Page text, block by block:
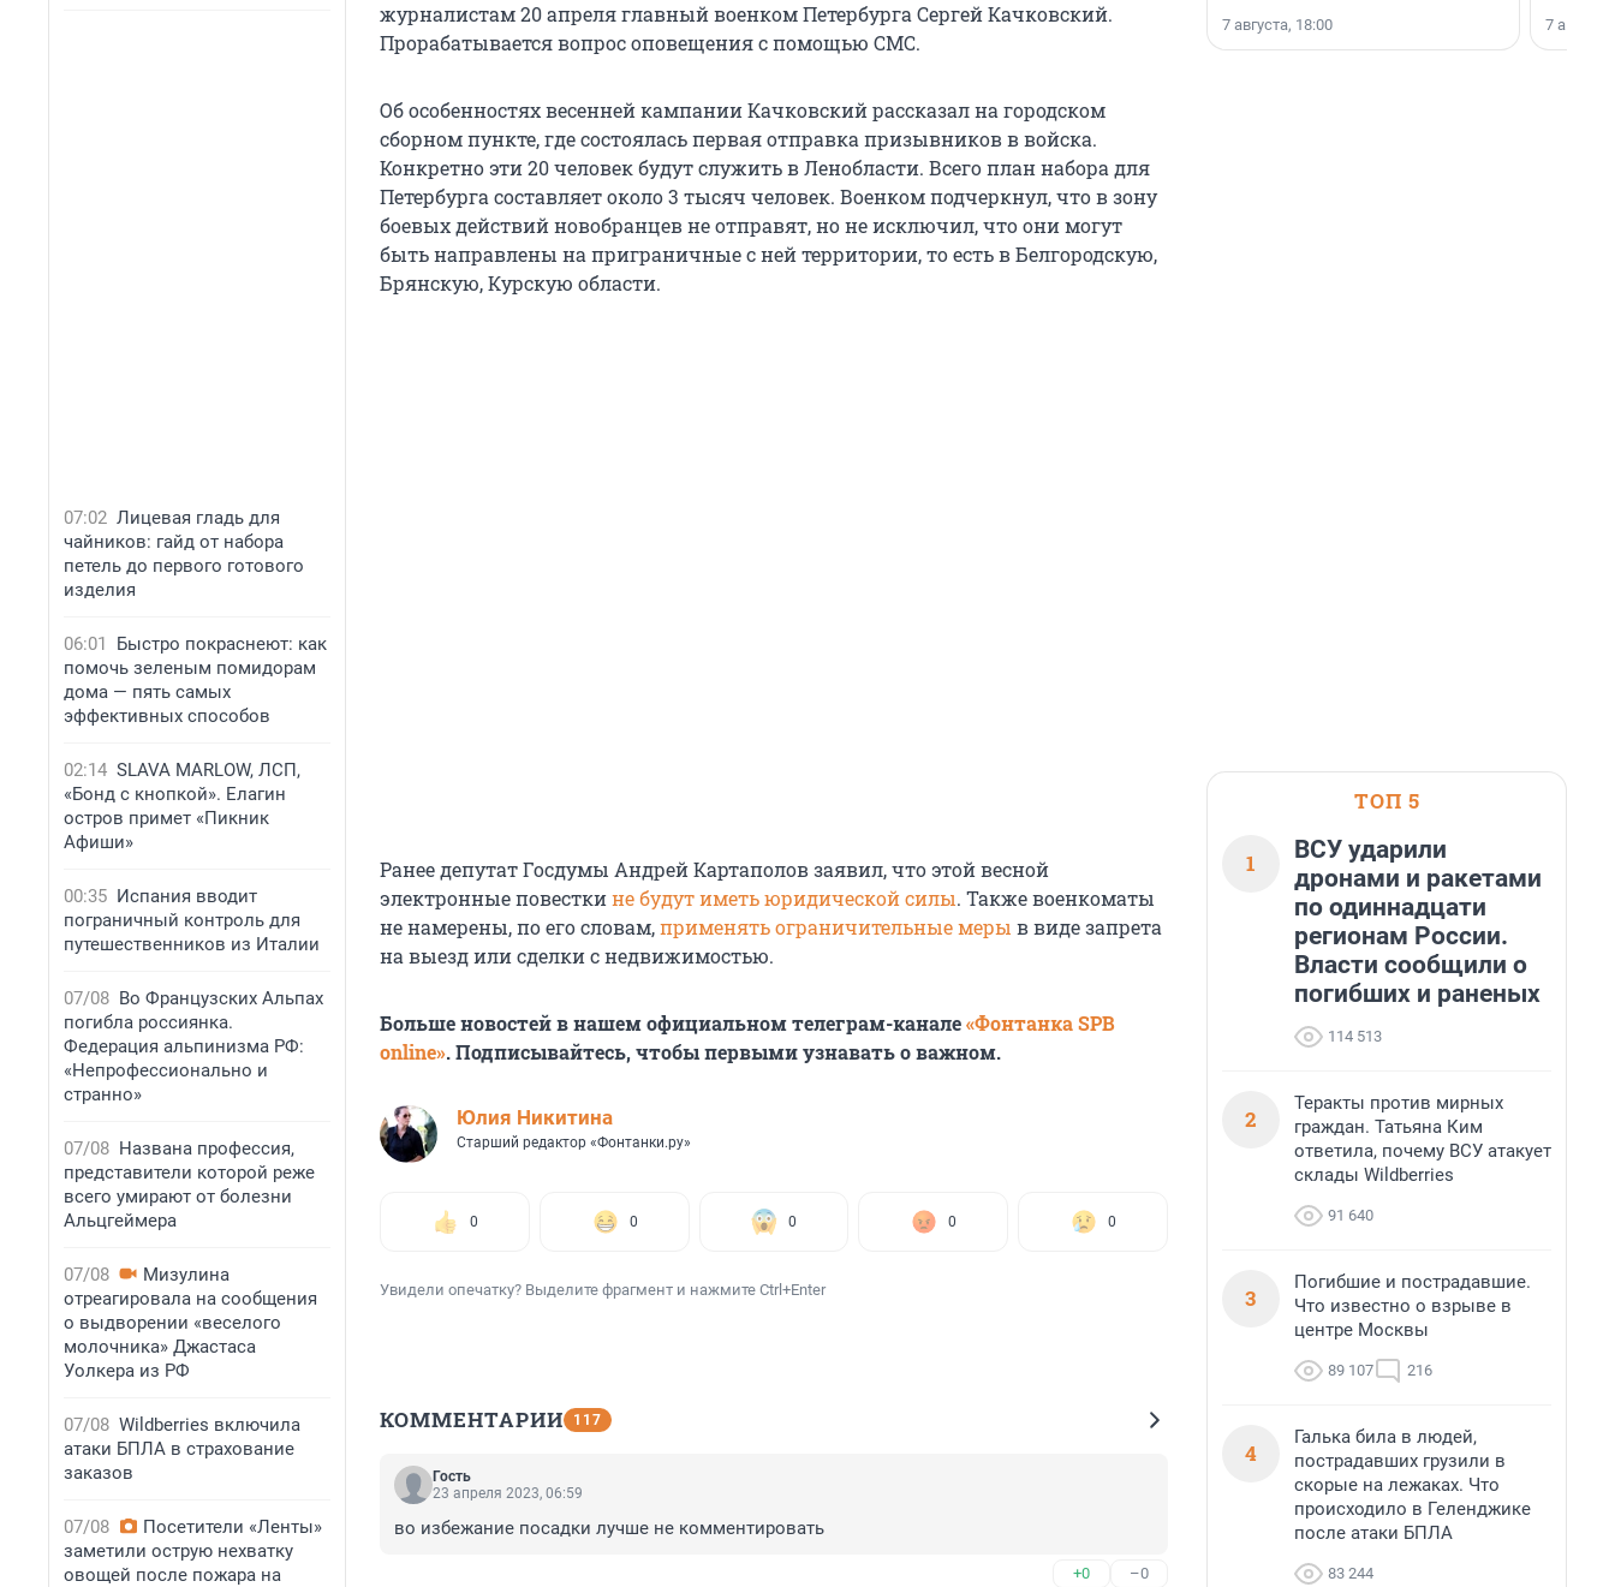
07:02 Лицевая гладь для
чайников: гайд от набора
петель до первого готового
изделия
06:01
Быстро покраснеют: как
помочь зеленым помидорам
дома — пять самых
эффективных способов
02:14 SLAVA MARLOW, ЛСП,
«Бонд с кнопкой». Елагин
остров примет «Пикник
Афиши»
00:35 Испания вводит
пограничный контроль для
путешественников из Италии
07/08 Во Французских Альпах
погибла россиянка.
Федерация альпинизма РФ:
«Непрофессионально и
странно»
07/08 Названа профессия,
представители которой реже
всего умирают от болезни
Альцгеймера
07/08
Мизулина
отреагировала на сообщения
о выдворении «веселого
молочника» Джастаса
Уолкера из РФ
07/08 Wildberries включила
атаки БПЛА в страхование
заказов
07/08
Посетители «Ленты»
заметили острую нехватку
овощей после пожара на
журналистам 20 апреля главный военком Петербурга Сергей Качковский.
Прорабатывается вопрос оповещения с помощью СМС.
Об особенностях весенней кампании Качковский рассказал на городском
сборном пункте, где состоялась первая отправка призывников в войска.
Конкретно эти 20 человек будут служить в Ленобласти. Всего план набора для
Петербурга составляет около 3 тысяч человек. Военком подчеркнул, что в зону
боевых действий новобранцев не отправят, но не исключил, что они могут
быть направлены на приграничные с ней территории, то есть в Белгородскую,
Брянскую, Курскую области.
Ранее депутат Госдумы Андрей Картаполов заявил, что этой весной
электронные повесткине будут иметь юридической силы. Также военкоматы
не намерены, по его словам,применять ограничительные меры в виде запрета
на выезд или сделки с недвижимостью.
Больше новостей в нашем официальном телеграм-канале«Фонтанка SPB
online». Подписывайтесь, чтобы первыми узнавать о важном.
Юлия Никитина
Старший редактор «Фонтанки.ру»
0 0 0 0 0
Увидели опечатку? Выделите фрагмент и нажмите Ctrl+Enter
КОММЕНТАРИИ 117
Гость
23 апреля 2023, 06:59
во избежание посадки лучше не комментировать
+0 –0
7 августа, 18:00 7
ТОП 5
1
ВСУ ударили
дронами и ракетами
по одиннадцати
регионам России.
Власти сообщили о
погибших и раненых
114 513
2
Теракты против мирных
граждан. Татьяна Ким
ответила, почему ВСУ атакует
склады Wildberries
91 640
3
Погибшие и пострадавшие.
Что известно о взрыве в
центре Москвы
89 107 216
4
Галька била в людей,
пострадавших грузили в
скорые на лежаках. Что
происходило в Геленджике
после атаки БПЛА
83 244